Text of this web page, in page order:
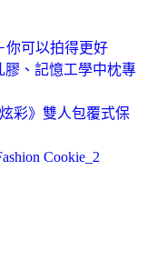
你可以拍得更好
膠、記憶工學中枕專
彩》雙人包覆式保
Cookie_2